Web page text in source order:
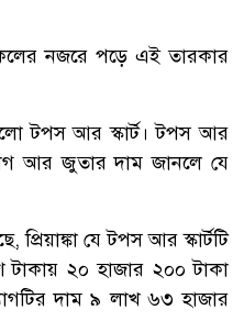
নজরে পড়ে এই তারকার
টপস আর স্কার্ট। টপস আর
আর জুতার দাম জানলে যে
যে টপস আর স্কার্টটি
টাকায় ২০ হাজার ২০০ টাকা
দাম ৯ লাখ ৬৩ হাজার